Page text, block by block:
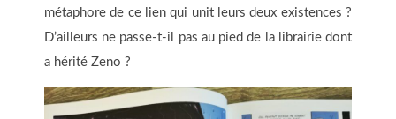
métaphore de ce lien qui unit leurs deux existences ?
D’ailleurs ne passe-t-il pas au pied de la librairie dont
a hérité Zeno ?